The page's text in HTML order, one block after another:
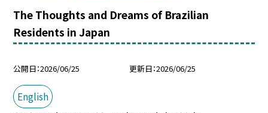
The Thoughts and Dreams of Brazilian
Residents in Japan
公開日 2026/06/25 更新日 2026/06/25
English